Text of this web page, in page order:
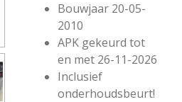
Bouwjaar 20-05-
2010
APK gekeurd tot
en met 26-11-2026
Inclusief
onderhoudsbeurt!